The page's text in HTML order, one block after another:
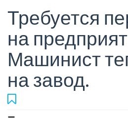
Требуется
на
Машинист
на завод.